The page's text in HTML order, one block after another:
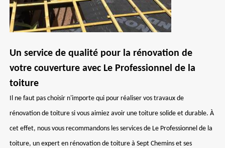
Un service de qualité pour la rénovation de
votre couverture avec Le Professionnel de la
toiture
Il ne faut pas choisir n'importe qui pour réaliser vos travaux de
rénovation de toiture si vous aimiez avoir une toiture solide et durable. À
cet effet, nous vous recommandons les services de Le Professionnel de la
toiture, un expert en rénovation de toiture à Sept Chemins et ses